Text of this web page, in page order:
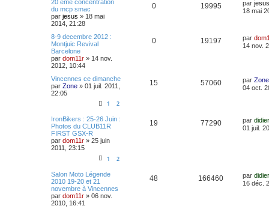
20 éme concentration
du mcp smac
par jesus » 18 mai
2014, 21:28
0 19995 par jesus
18 mai
8-9 decembre 2012 :
Montjuic Revival
Barcelone
par dom11r » 14 nov.
2012, 10:44
0 19197 par
14 nov.
Vincennes ce dimanche
par Zone » 01 juil. 2011,
22:05
1 2
15 57060 par Zone
04 oct.
IronBikers : 25-26 Juin :
Photos du CLUB11R
FIRST GSX-R
par dom11r » 25 juin
2011, 23:15
1 2
19 77290 par didier
01 juil.
Salon Moto Légende
2010 19-20 et 21
novembre à Vincennes
par dom11r » 06 nov.
2010, 16:41
48 166460 par didier
16 déc.